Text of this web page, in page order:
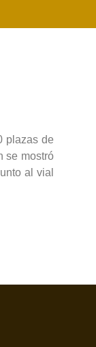
plazas de
se mostró
al vial